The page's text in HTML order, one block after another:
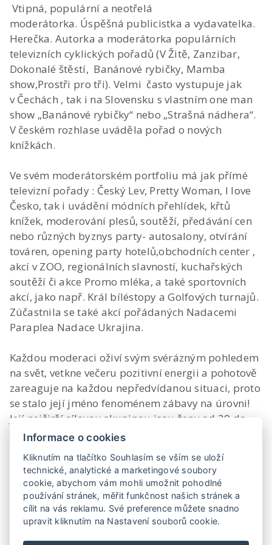
Vtipná, populární a neotřelá
moderátorka. Úspěšná publicistka a vydavatelka.
Herečka. Autorka a moderátorka populárních
televizních cyklických pořadů (V Žitě, Zanzibar,
Dokonalé štěstí, Banánové rybičky, Mamba
show,Prostři pro tři). Velmi často vystupuje jak
v Čechách , tak i na Slovensku s vlastním one man
show „Banánové rybičky“ nebo „Strašná nádhera“.
V českém rozhlase uváděla pořad o nových
knížkách.
Ve svém moderátorském portfoliu má jak přímé
televizní pořady : Český Lev, Pretty Woman, I love
Česko, tak i uvádění módních přehlídek, křtů
knížek, moderování plesů, soutěží, předávání cen
nebo různých byznys party- autosalony, otvírání
továren, opening party hotelů,obchodních center ,
akcí v ZOO, regionálních slavností, kuchařských
soutěží či akce Promo mléka, a také sportovních
akcí, jako např. Král bíléstopy a Golfových turnajů.
Zúčastnila se také akcí pořádaných Nadacemi
Paraplea Nadace Ukrajina.
Každou moderaci oživí svým svérázným pohledem
na svět, vetkne večeru pozitivní energii a pohotově
zareaguje na každou nepředvídanou situaci, proto
se stalo její jméno fenoménem zábavy na úrovni!
Její nejširší cílovou skupinou jsou ženy od 20 do
sta let, které, jak všichni víme, jsou hybatelem
Halina dává vždy speciální rady, třeba tuhle:
Užívejme života na plný pecky, dřív než nám
zubatá podrazí kecky!
Informace o cookies
Kliknutím na tlačítko Souhlasím se vším se uloží
technické, analytické a marketingové soubory
cookie, abychom vám mohli umožnit pohodlné
používání stránek, měřit funkčnost našich stránek a
cílit na vás reklamu. Své preference můžete snadno
upravit kliknutím na Nastavení souborů cookie.